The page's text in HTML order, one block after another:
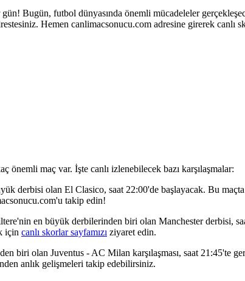
Bugün, futbol dünyasında önemli mücadeleler
Hemen canlimacsonucu.com adresine girerek canlı
maç var. İşte canlı izlenebilecek bazı karşılaşmalar:
derbisi olan El Clasico, saat 22:00'de başlayacak. Bu
takip edin!
en büyük derbilerinden biri olan Manchester derbisi,
için canlı skorlar sayfamızı ziyaret edin.
biri olan Juventus - AC Milan karşılaşması, saat 21:45'te
anlık gelişmeleri takip edebilirsiniz.